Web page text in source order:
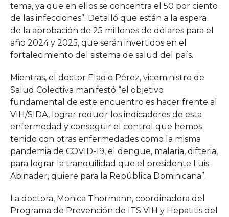
tema, ya que en ellos se concentra el 50 por ciento
de las infecciones”. Detalló que están a la espera
de la aprobación de 25 millones de dólares para el
año 2024 y 2025, que serán invertidos en el
fortalecimiento del sistema de salud del país.
Mientras, el doctor Eladio Pérez, viceministro de
Salud Colectiva manifestó “el objetivo
fundamental de este encuentro es hacer frente al
VIH/SIDA, lograr reducir los indicadores de esta
enfermedad y conseguir el control que hemos
tenido con otras enfermedades como la misma
pandemia de COVID-19, el dengue, malaria, difteria,
para lograr la tranquilidad que el presidente Luis
Abinader, quiere para la República Dominicana”.
La doctora, Monica Thormann, coordinadora del
Programa de Prevención de ITS VIH y Hepatitis del